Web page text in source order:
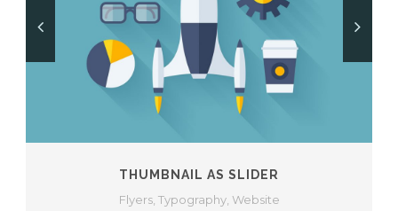
THUMBNAIL AS SLIDER
Flyers, Typography, Website